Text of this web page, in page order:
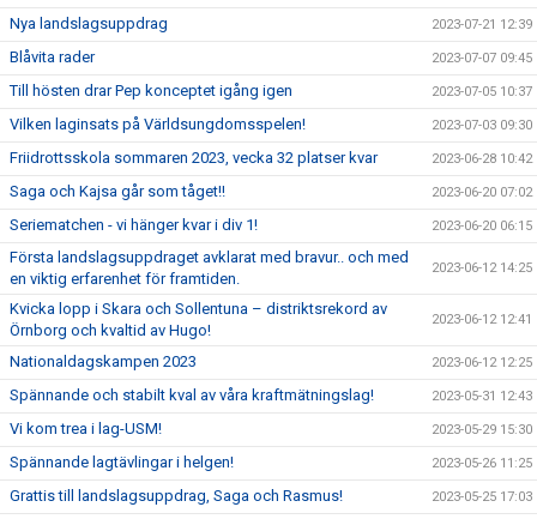
Nya landslagsuppdrag 2023-07-21 12:39
Blåvita rader 2023-07-07 09:45
Till hösten drar Pep konceptet igång igen 2023-07-05 10:37
Vilken laginsats på Världsungdomsspelen! 2023-07-03 09:30
Friidrottsskola sommaren 2023, vecka 32 platser kvar 2023-06-28 10:42
Saga och Kajsa går som tåget!! 2023-06-20 07:02
Seriematchen - vi hänger kvar i div 1! 2023-06-20 06:15
Första landslagsuppdraget avklarat med bravur.. och med
en viktig erfarenhet för framtiden.
2023-06-12 14:25
Kvicka lopp i Skara och Sollentuna – distriktsrekord av
Örnborg och kvaltid av Hugo!
2023-06-12 12:41
Nationaldagskampen 2023 2023-06-12 12:25
Spännande och stabilt kval av våra kraftmätningslag! 2023-05-31 12:43
Vi kom trea i lag-USM! 2023-05-29 15:30
Spännande lagtävlingar i helgen! 2023-05-26 11:25
Grattis till landslagsuppdrag, Saga och Rasmus! 2023-05-25 17:03